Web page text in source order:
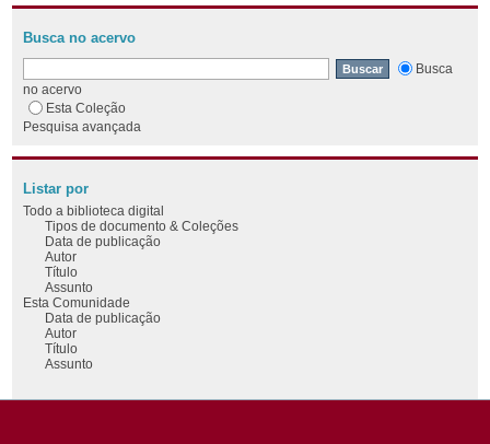
Busca no acervo
Busca
no acervo
Esta Coleção
Pesquisa avançada
Listar por
Todo a biblioteca digital
Tipos de documento & Coleções
Data de publicação
Autor
Título
Assunto
Esta Comunidade
Data de publicação
Autor
Título
Assunto